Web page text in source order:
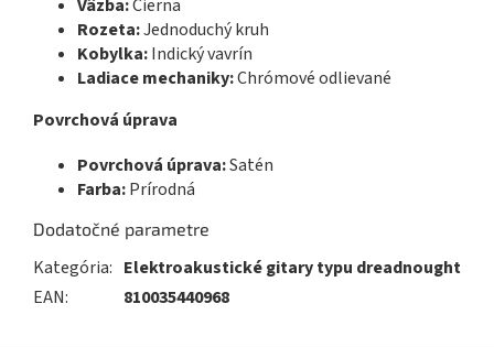
Väzba:Čierna
Rozeta:Jednoduchý kruh
Kobylka:Indický vavrín
Ladiace mechaniky:Chrómové odlievané
Povrchová úprava
Povrchová úprava:Satén
Farba:Prírodná
Dodatočné parametre
Kategória: Elektroakustické gitary typu dreadnought
EAN: 810035440968